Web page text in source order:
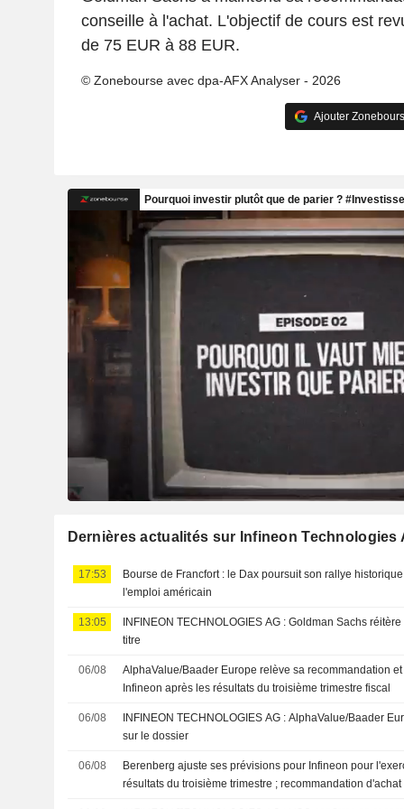
conseille à l'achat. L'objectif de cours est
de 75 EUR à 88 EUR.
© Zonebourse avec dpa-AFX Analyser - 2026
Ajouter
Dernières actualités sur Infineon Technologies
17:53
Bourse de Francfort : le Dax poursuit son rallye
l'emploi américain
13:05
INFINEON TECHNOLOGIES AG : Goldman Sachs réitère son opinion positive sur le
titre
06/08
AlphaValue/Baader Europe relève sa recommandation
Infineon après les résultats du troisième trimestre fiscal
06/08
INFINEON TECHNOLOGIES AG : AlphaValue/Baader Europe est maintenant positif
sur le dossier
06/08
Berenberg ajuste ses prévisions pour Infineon pour
résultats du troisième trimestre ; recommandation